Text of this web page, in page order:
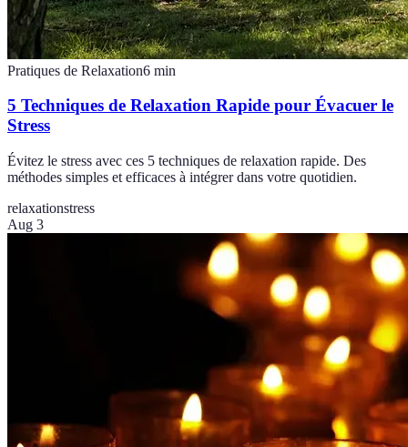
Pratiques de Relaxation6 min
5 Techniques de Relaxation Rapide pour Évacuer le
Stress
Évitez le stress avec ces 5 techniques de relaxation rapide. Des
méthodes simples et efficaces à intégrer dans votre quotidien.
relaxationstress
Aug 3